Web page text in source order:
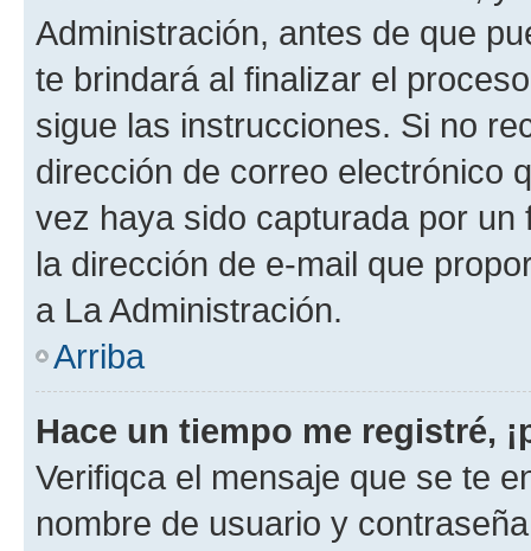
Administración, antes de que
te brindará al finalizar el
sigue las instrucciones. Si no
dirección de correo electrónico
vez haya sido capturada por
la dirección de e-mail que
a La Administración.
Arriba
Hace un tiempo me registré,
Verifiqca el mensaje que se te
nombre de usuario y